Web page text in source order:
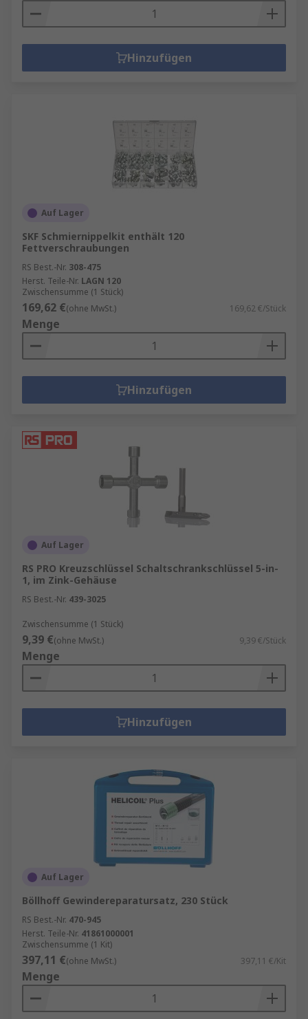
Hinzufügen
Auf Lager
SKF Schmiernippelkit enthält 120
Fettverschraubungen
RS Best.-Nr. 308-475
Herst. Teile-Nr. LAGN 120
Zwischensumme (1 Stück)
169,62 €(ohne MwSt.) 169,62 €/Stück
Menge
Hinzufügen
Auf Lager
RS PRO Kreuzschlüssel Schaltschrankschlüssel 5-in-
1, im Zink-Gehäuse
RS Best.-Nr. 439-3025
Zwischensumme (1 Stück)
9,39 €(ohne MwSt.) 9,39 €/Stück
Menge
Hinzufügen
Auf Lager
Böllhoff Gewindereparatursatz, 230 Stück
RS Best.-Nr. 470-945
Herst. Teile-Nr. 41861000001
Zwischensumme (1 Kit)
397,11 €(ohne MwSt.) 397,11 €/Kit
Menge